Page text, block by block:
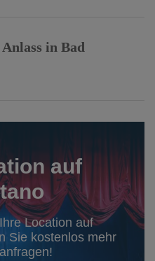
in Bad
auf
Location auf
Sie kostenlos mehr